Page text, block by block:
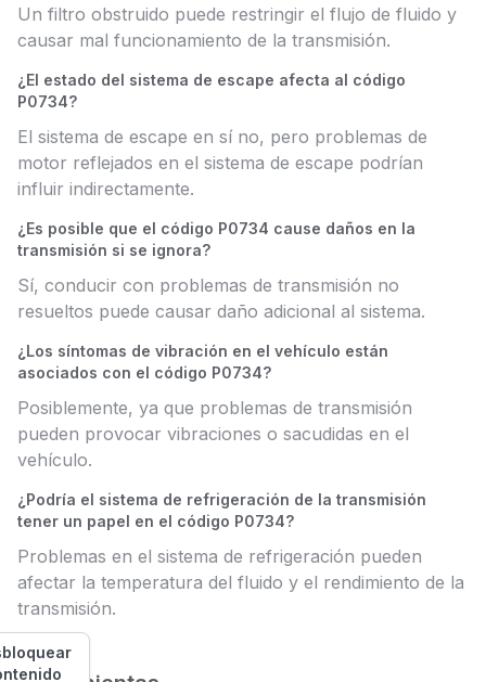
Un filtro obstruido puede restringir el flujo de fluido y
causar mal funcionamiento de la transmisión.
¿El estado del sistema de escape afecta al código
P0734?
El sistema de escape en sí no, pero problemas de
motor reflejados en el sistema de escape podrían
influir indirectamente.
¿Es posible que el código P0734 cause daños en la
transmisión si se ignora?
Sí, conducir con problemas de transmisión no
resueltos puede causar daño adicional al sistema.
¿Los síntomas de vibración en el vehículo están
asociados con el código P0734?
Posiblemente, ya que problemas de transmisión
pueden provocar vibraciones o sacudidas en el
vehículo.
¿Podría el sistema de refrigeración de la transmisión
tener un papel en el código P0734?
Problemas en el sistema de refrigeración pueden
afectar la temperatura del fluido y el rendimiento de la
transmisión.